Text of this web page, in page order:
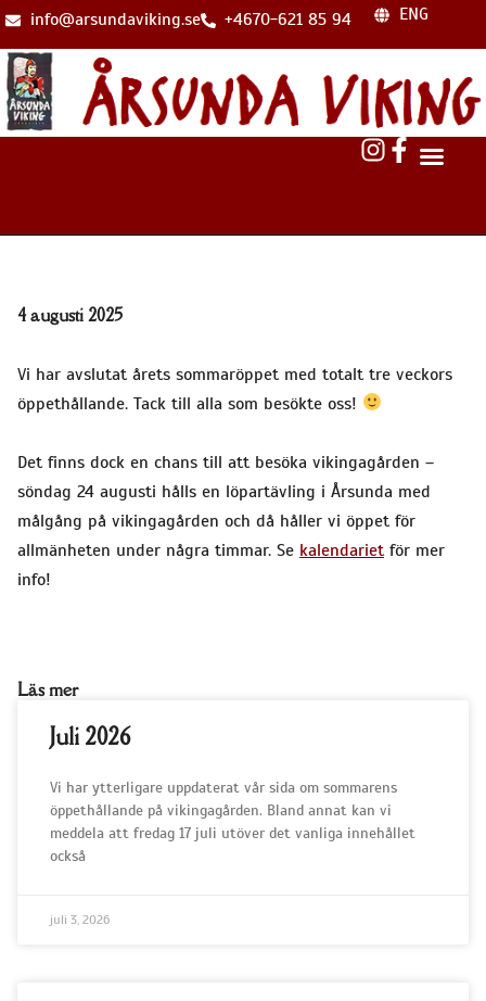
info@arsundaviking.se +4670-621 85 94 ENG
4 augusti 2025
Vi har avslutat årets sommaröppet med totalt tre veckors
öppethållande. Tack till alla som besökte oss!
Det finns dock en chans till att besöka vikingagården –
söndag 24 augusti hålls en löpartävling i Årsunda med
målgång på vikingagården och då håller vi öppet för
allmänheten under några timmar. Se kalendarietför mer
info!
Läs mer
Juli 2026
Vi har ytterligare uppdaterat vår sida om sommarens
öppethållande på vikingagården. Bland annat kan vi
meddela att fredag 17 juli utöver det vanliga innehållet
också
juli 3, 2026